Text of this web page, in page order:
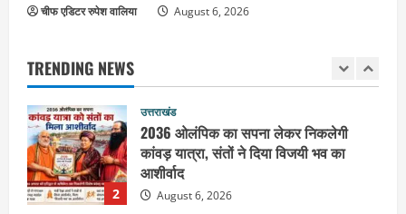
चीफ एडिटर रुपेश वालिया August 6, 2026
TRENDING NEWS
1
हरिद्वार के नेताओं को कांग्रेस प्रदेश
2
उत्तराखंड
2036 ओलंपिक का सपना लेकर निकलेगी
कांवड़ यात्रा, संतों ने दिया विजयी भव का
आशीर्वाद
August 6, 2026